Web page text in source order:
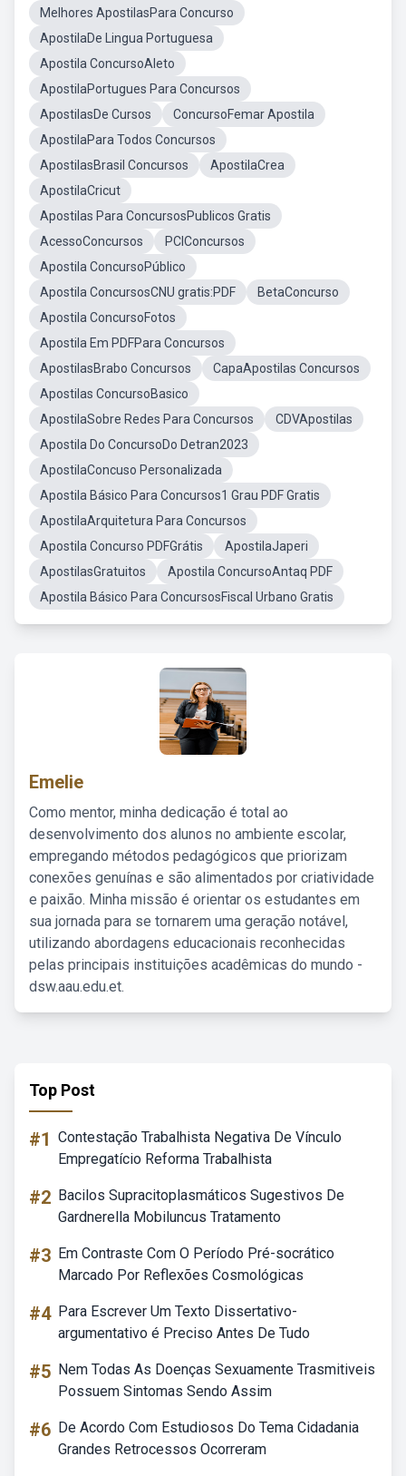
Melhores ApostilasPara Concurso
ApostilaDe Lingua Portuguesa
Apostila ConcursoAleto
ApostilaPortugues Para Concursos
ApostilasDe Cursos
ConcursoFemar Apostila
ApostilaPara Todos Concursos
ApostilasBrasil Concursos
ApostilaCrea
ApostilaCricut
Apostilas Para ConcursosPublicos Gratis
AcessoConcursos
PCIConcursos
Apostila ConcursoPúblico
Apostila ConcursosCNU gratis:PDF
BetaConcurso
Apostila ConcursoFotos
Apostila Em PDFPara Concursos
ApostilasBrabo Concursos
CapaApostilas Concursos
Apostilas ConcursoBasico
ApostilaSobre Redes Para Concursos
CDVApostilas
Apostila Do ConcursoDo Detran2023
ApostilaConcuso Personalizada
Apostila Básico Para Concursos1 Grau PDF Gratis
ApostilaArquitetura Para Concursos
Apostila Concurso PDFGrátis
ApostilaJaperi
ApostilasGratuitos
Apostila ConcursoAntaq PDF
Apostila Básico Para ConcursosFiscal Urbano Gratis
Emelie
Como mentor, minha dedicação é total ao
desenvolvimento dos alunos no ambiente escolar,
empregando métodos pedagógicos que priorizam
conexões genuínas e são alimentados por criatividade
e paixão. Minha missão é orientar os estudantes em
sua jornada para se tornarem uma geração notável,
utilizando abordagens educacionais reconhecidas
pelas principais instituições acadêmicas do mundo -
dsw.aau.edu.et.
Top Post
#1 Contestação Trabalhista Negativa De Vínculo
Empregatício Reforma Trabalhista
#2 Bacilos Supracitoplasmáticos Sugestivos De
Gardnerella Mobiluncus Tratamento
#3 Em Contraste Com O Período Pré-socrático
Marcado Por Reflexões Cosmológicas
#4 Para Escrever Um Texto Dissertativo-
argumentativo é Preciso Antes De Tudo
#5 Nem Todas As Doenças Sexuamente Trasmitiveis
Possuem Sintomas Sendo Assim
#6 De Acordo Com Estudiosos Do Tema Cidadania
Grandes Retrocessos Ocorreram